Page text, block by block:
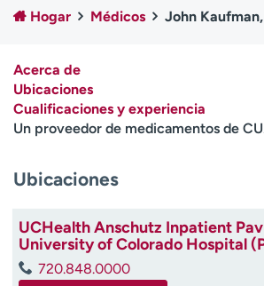
Atención a medios de
comunicación
Contáctenos Noticias
y
m
Hogar Médicos John
Acerca de
Ubicaciones
Cualificaciones y experiencia
Un proveedor de medicamentos de CU
Ubicaciones
UCHealth Anschutz Inpatient
University of Colorado Hospital
720.848.0000